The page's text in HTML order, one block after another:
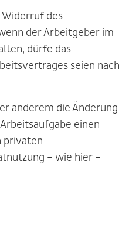
des
der Arbeitgeber im
dürfe das
seien nach
anderem die Änderung
einen
privaten
– wie hier –